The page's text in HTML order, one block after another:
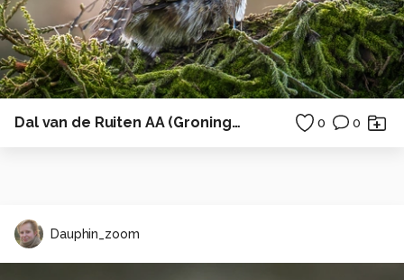
Dal van de Ruiten AA (Groningen) 0 0
Dauphin_zoom